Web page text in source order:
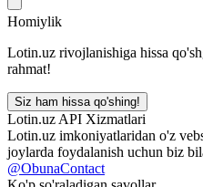
Homiylik
Lotin.uz rivojlanishiga hissa
rahmat!
Siz ham hissa qo'shing!
Lotin.uz API Xizmatlari
Lotin.uz imkoniyatlaridan o'z
joylarda foydalanish uchun biz
@ObunaContact